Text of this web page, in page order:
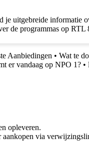
uitgebreide informatie
de programmas op RTL
Aanbiedingen • Wat te
er vandaag op NPO 1? •
opleveren.
aankopen via